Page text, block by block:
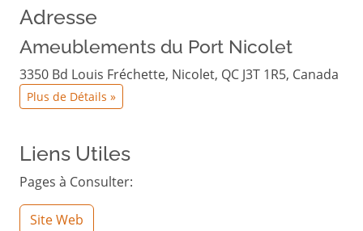
Adresse
​Ameublements du Port Nicolet
3350 Bd Louis Fréchette, Nicolet, QC J3T 1R5, Canada
Plus de Détails »
Liens Utiles
Pages à Consulter:
Site Web